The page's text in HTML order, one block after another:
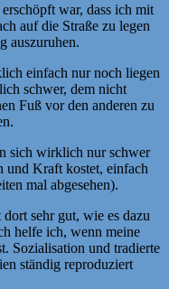
war, dass ich mit
auf die Straße zu legen
auszuruhen.
einfach nur noch liegen
schwer, dem nicht
Fuß vor den anderen zu
sich wirklich nur schwer
und Kraft kostet, einfach
mal abgesehen).
sehr gut, wie es dazu
helfe ich, wenn meine
Sozialisation und tradierte
ständig reproduziert